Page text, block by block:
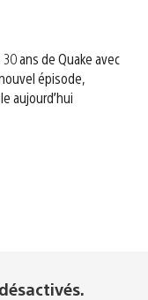
ans de Quake avec
épisode,
aujourd’hui